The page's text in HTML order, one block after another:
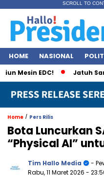
SCROLL TO
HOME NASIONAL
EDC! Jatuh Sambil
Home / Pers Rilis
Bota Luncurkan
“Physical AI”
Tim Hallo Media
-
Rabu, 11 Maret 2026 -